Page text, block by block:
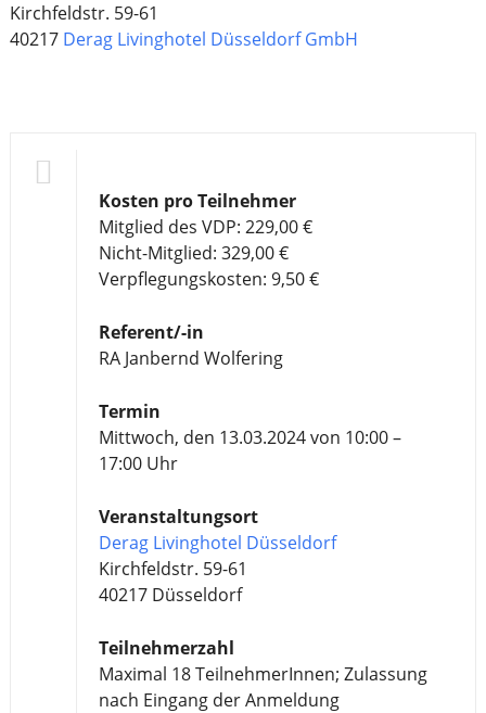
Kirchfeldstr. 59-61
40217 Derag Livinghotel Düsseldorf GmbH
Kosten pro Teilnehmer
Mitglied des VDP: 229,00 €
Nicht-Mitglied: 329,00 €
Verpflegungskosten: 9,50 €
Referent/-in
RA Janbernd Wolfering
Termin
Mittwoch, den 13.03.2024 von 10:00 –
17:00 Uhr
Veranstaltungsort
Derag Livinghotel Düsseldorf
Kirchfeldstr. 59-61
40217 Düsseldorf
Teilnehmerzahl
Maximal 18 TeilnehmerInnen; Zulassung
nach Eingang der Anmeldung